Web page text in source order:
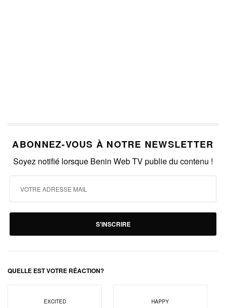
ABONNEZ-VOUS À NOTRE NEWSLETTER
Soyez notifié lorsque Benin Web TV publie du contenu !
S'INSCRIRE
QUELLE EST VOTRE RÉACTION?
EXCITED HAPPY